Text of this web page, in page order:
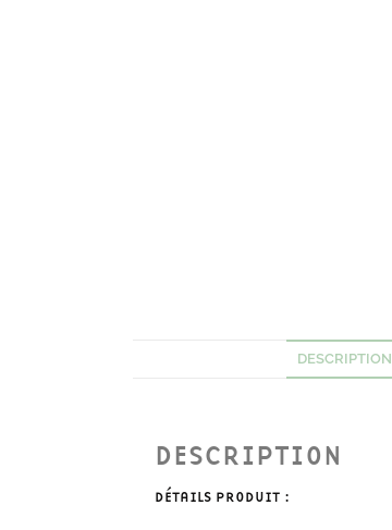
DESCRIPTION
DESCRIPTION
DÉTAILS PRODUIT :